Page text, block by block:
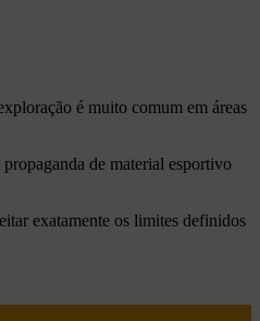
é muito comum em áreas
de material esportivo
exatamente os limites definidos